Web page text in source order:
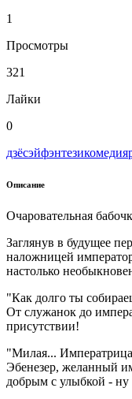
1
Просмотры
321
Лайки
0
дзёсэйфэнтезикомедия
Описание
Очаровательная
Заглянув в будущее
наложницей
настолько
"Как долго ты
От служанок до
присутствии!
"Милая... Императрица
Эбенезер, желанный
добрым с улыбкой - ну